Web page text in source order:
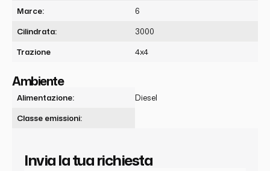
Marce:
6
Cilindrata:
3000
Trazione
4x4
Ambiente
Alimentazione:
Diesel
Classe emissioni:
Invia la tua richiesta